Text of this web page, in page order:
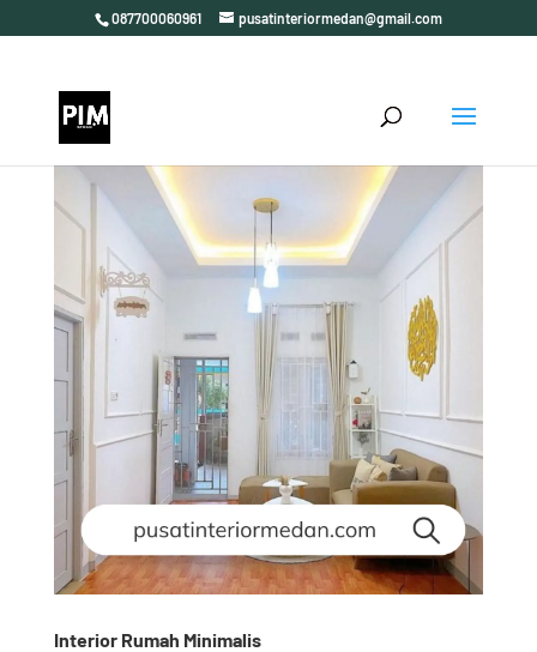
087700060961 pusatinteriormedan@gmail.com
Interior Rumah Minimalis